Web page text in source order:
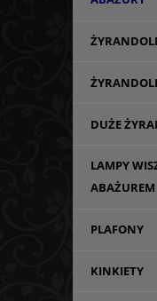
DUŻE
LAMPY
ABAŻUREM
PLAFONY
KINKIETY